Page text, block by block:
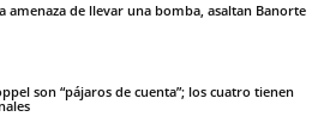
amenaza de llevar una bomba, asaltan Banorte
son “pájaros de cuenta”; los cuatro tienen